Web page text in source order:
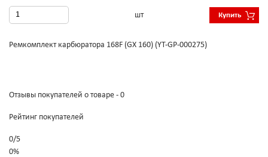
шт Купить
Ремкомплект карбюратора 168F (GX 160) (YT-GP-000275)
Отзывы покупателей о товаре - 0
Рейтинг покупателей
0/5
0%